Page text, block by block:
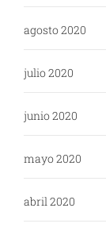
agosto 2020
julio 2020
junio 2020
mayo 2020
abril 2020